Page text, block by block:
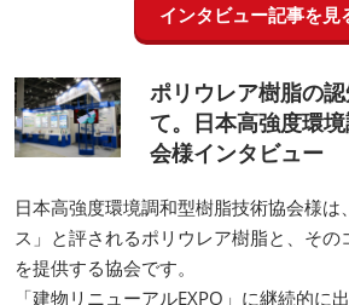
インタビュー記事を見
ポリウレア樹脂の
て。日本高強度環
会様インタビュー
日本高強度環境調和型樹脂技術協会様は
ス」と評されるポリウレア樹脂と、そ
を提供する協会です。
「建物リニューアルEXPO」に継続的に